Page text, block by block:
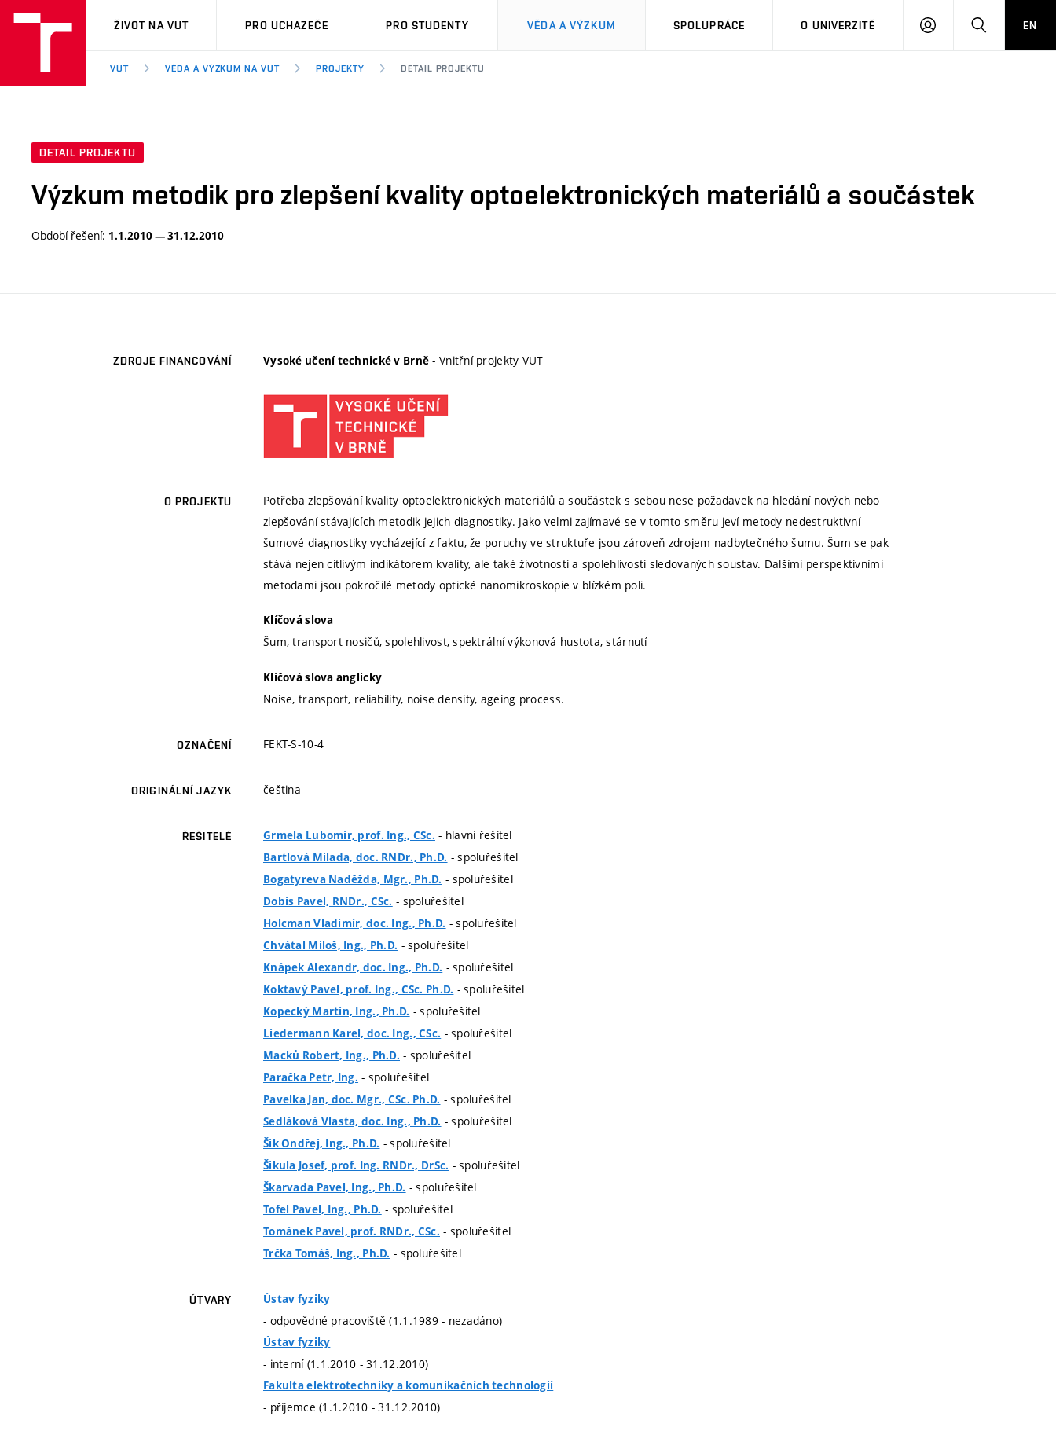
VUT
ŽIVOT NA VUT PRO UCHAZEČE PRO STUDENTY VĚDA A VÝZKUM SPOLUPRÁCE O UNIVERZITĚ
PŘIHLÁSIT HLEDATEN
VUT VĚDA A VÝZKUM NA VUT PROJEKTY DETAIL PROJEKTU
DETAIL PROJEKTU
Výzkum metodik pro zlepšení kvality optoelektronických materiálů a součástek
Období řešení: 1.1.2010 — 31.12.2010
ZDROJE FINANCOVÁNÍ Vysoké učení technické v Brně - Vnitřní projekty VUT
O PROJEKTU
Potřeba zlepšování kvality optoelektronických materiálů a součástek s sebou nese požadavek na hledání nových nebo
zlepšování stávajících metodik jejich diagnostiky. Jako velmi zajímavé se v tomto směru jeví metody nedestruktivní
šumové diagnostiky vycházející z faktu, že poruchy ve struktuře jsou zároveň zdrojem nadbytečného šumu. Šum se pak
stává nejen citlivým indikátorem kvality, ale také životnosti a spolehlivosti sledovaných soustav. Dalšími perspektivními
metodami jsou pokročilé metody optické nanomikroskopie v blízkém poli.
Klíčová slova
Šum, transport nosičů, spolehlivost, spektrální výkonová hustota, stárnutí
Klíčová slova anglicky
Noise, transport, reliability, noise density, ageing process.
OZNAČENÍ FEKT-S-10-4
ORIGINÁLNÍ JAZYK čeština
ŘEŠITELÉ Grmela Lubomír, prof. Ing., CSc. - hlavní řešitel
Bartlová Milada, doc. RNDr., Ph.D. - spoluřešitel
Bogatyreva Naděžda, Mgr., Ph.D. - spoluřešitel
Dobis Pavel, RNDr., CSc. - spoluřešitel
Holcman Vladimír, doc. Ing., Ph.D. - spoluřešitel
Chvátal Miloš, Ing., Ph.D. - spoluřešitel
Knápek Alexandr, doc. Ing., Ph.D. - spoluřešitel
Koktavý Pavel, prof. Ing., CSc. Ph.D. - spoluřešitel
Kopecký Martin, Ing., Ph.D. - spoluřešitel
Liedermann Karel, doc. Ing., CSc. - spoluřešitel
Macků Robert, Ing., Ph.D. - spoluřešitel
Paračka Petr, Ing. - spoluřešitel
Pavelka Jan, doc. Mgr., CSc. Ph.D. - spoluřešitel
Sedláková Vlasta, doc. Ing., Ph.D. - spoluřešitel
Šik Ondřej, Ing., Ph.D. - spoluřešitel
Šikula Josef, prof. Ing. RNDr., DrSc. - spoluřešitel
Škarvada Pavel, Ing., Ph.D. - spoluřešitel
Tofel Pavel, Ing., Ph.D. - spoluřešitel
Tománek Pavel, prof. RNDr., CSc. - spoluřešitel
Trčka Tomáš, Ing., Ph.D. - spoluřešitel
ÚTVARY Ústav fyziky
- odpovědné pracoviště (1.1.1989 - nezadáno)
Ústav fyziky
- interní (1.1.2010 - 31.12.2010)
Fakulta elektrotechniky a komunikačních technologií
- příjemce (1.1.2010 - 31.12.2010)